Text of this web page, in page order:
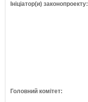
Ініціатор(и) законопроекту:
Головний комітет: